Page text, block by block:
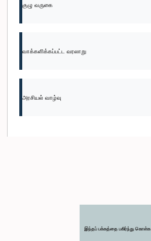
குழு வருகை
வாக்களிக்கப்பட்ட வரலாறு
அரசியல் வாழ்வு
இந்தப் பக்கத்தை பகிர்ந்து கொள்க